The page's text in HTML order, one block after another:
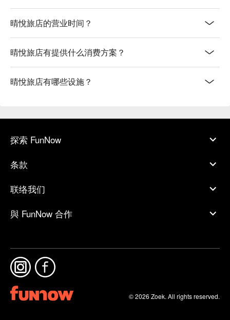
晴悅旅店的营业时间？
晴悅旅店有提供什么消费方案？
晴悅旅店有哪些设施？
探索 FunNow
条款
联络我们
與 FunNow 合作
© 2026 Zoek. All rights reserved.